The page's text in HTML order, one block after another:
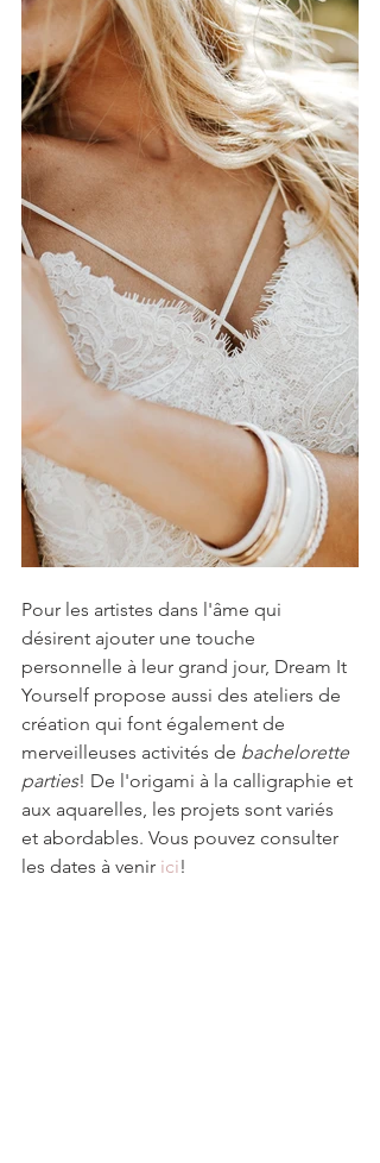
Pour les artistes dans l'âme qui
désirent ajouter une touche
personnelle à leur grand jour, Dream It
Yourself propose aussi des ateliers de
création qui font également de
merveilleuses activités de bachelorette
parties! De l'origami à la calligraphie et
aux aquarelles, les projets sont variés
et abordables. Vous pouvez consulter
les dates à venir ici!